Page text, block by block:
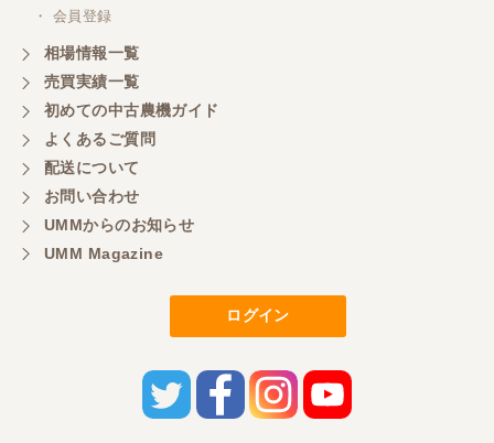
・ 会員登録
相場情報一覧
売買実績一覧
初めての中古農機ガイド
よくあるご質問
配送について
お問い合わせ
UMMからのお知らせ
UMM Magazine
ログイン